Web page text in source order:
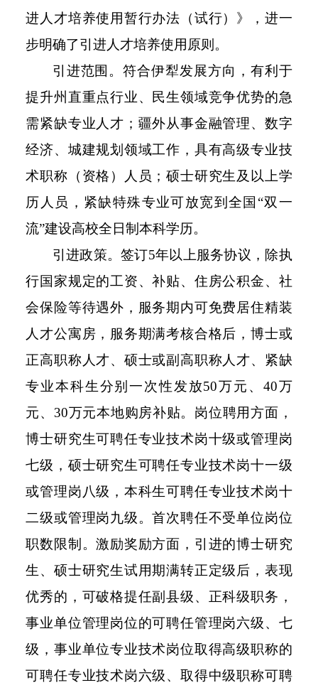
进人才培养使用暂行办法（试行）》，进一
步明确了引进人才培养使用原则。
引进范围。符合伊犁发展方向，有利于
提升州直重点行业、民生领域竞争优势的急
需紧缺专业人才；疆外从事金融管理、数字
经济、城建规划领域工作，具有高级专业技
术职称（资格）人员；硕士研究生及以上学
历人员，紧缺特殊专业可放宽到全国“双一
流”建设高校全日制本科学历。
引进政策。签订5年以上服务协议，除执
行国家规定的工资、补贴、住房公积金、社
会保险等待遇外，服务期内可免费居住精装
人才公寓房，服务期满考核合格后，博士或
正高职称人才、硕士或副高职称人才、紧缺
专业本科生分别一次性发放50万元、40万
元、30万元本地购房补贴。岗位聘用方面，
博士研究生可聘任专业技术岗十级或管理岗
七级，硕士研究生可聘任专业技术岗十一级
或管理岗八级，本科生可聘任专业技术岗十
二级或管理岗九级。首次聘任不受单位岗位
职数限制。激励奖励方面，引进的博士研究
生、硕士研究生试用期满转正定级后，表现
优秀的，可破格提任副县级、正科级职务，
事业单位管理岗位的可聘任管理岗六级、七
级，事业单位专业技术岗位取得高级职称的
可聘任专业技术岗六级、取得中级职称可聘